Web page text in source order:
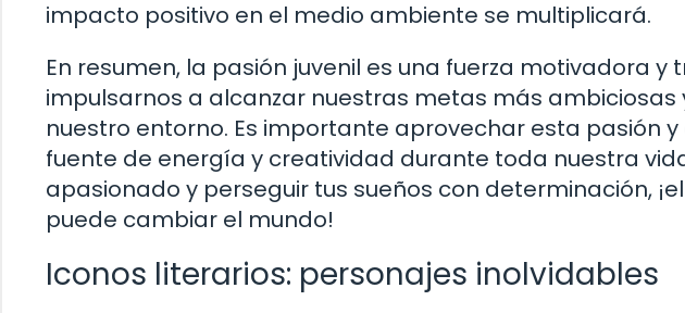
impacto positivo en el medio ambiente se multiplicará.
En resumen, la pasión juvenil es una fuerza motivadora
impulsarnos a alcanzar nuestras metas más
nuestro entorno. Es importante aprovechar esta pasión
fuente de energía y creatividad durante toda nuestra
apasionado y perseguir tus sueños con determinación,
puede cambiar el mundo!
Iconos literarios: personajes inolvidables